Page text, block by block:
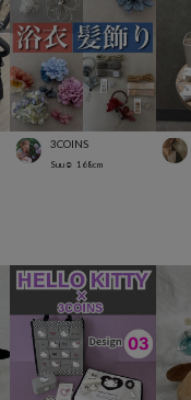
3COINS
Suu☺︎ 168cm